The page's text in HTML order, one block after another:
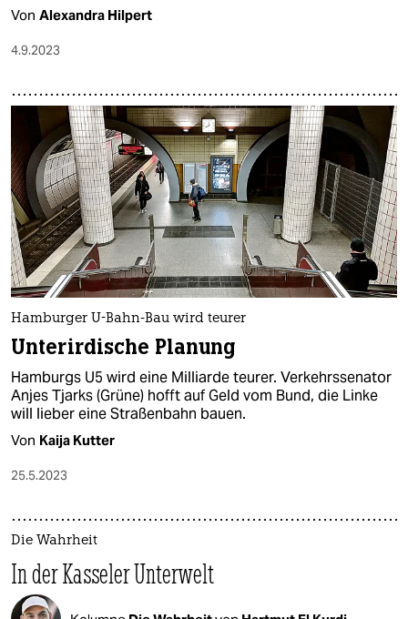
Von Alexandra Hilpert
4.9.2023
Hamburger U-Bahn-Bau wird teurer
Unterirdische Planung
Hamburgs U5 wird eine Milliarde teurer. Verkehrssenator
Anjes Tjarks (Grüne) hofft auf Geld vom Bund, die Linke
will lieber eine Straßenbahn bauen.
Von Kaija Kutter
25.5.2023
Die Wahrheit
In der Kasseler Unterwelt